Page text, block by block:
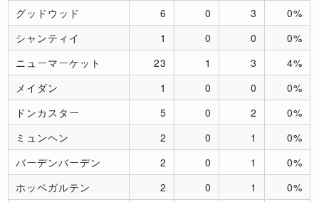
グッドウッド
6 0 3
0%
シャンティイ
1 0 0
0%
ニューマーケット
23 1 3
4%
メイダン
1 0 0
0%
ドンカスター
5 0 2
0%
ミュンヘン
2 0 1
0%
バーデンバーデン
2 0 1
0%
ホッペガルテン
2 0 1 0%